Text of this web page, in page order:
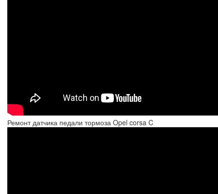
Ремонт датчика педали тормоза Opel corsa C